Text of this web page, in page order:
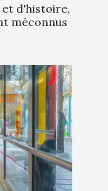
d'histoire,
méconnus